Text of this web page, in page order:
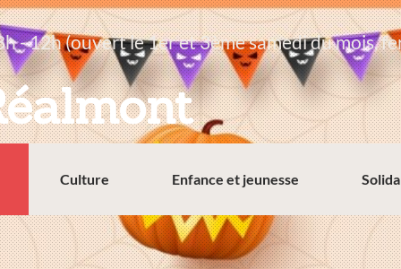
- 12h (ouvert le 1er et 3ème samedi du mois,
Culture Enfance et jeunesse